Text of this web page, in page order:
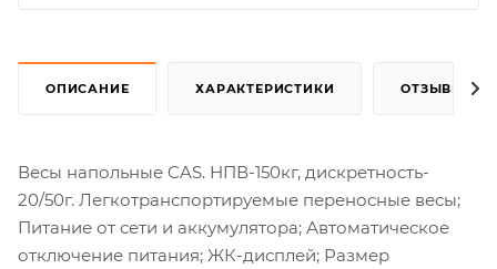
ОПИСАНИЕ ХАРАКТЕРИСТИКИ ОТЗЫВЫ
Весы напольные CAS. НПВ-150кг, дискретность-
20/50г. Легкотранспортируемые переносные весы;
Питание от сети и аккумулятора; Автоматическое
отключение питания; ЖК-дисплей; Размер